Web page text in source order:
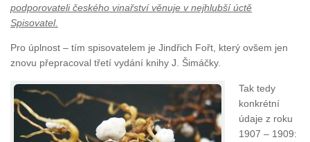
podporovateli českého vinařství věnuje v nejhlubší úctě
Spisovatel.
Pro úplnost – tím spisovatelem je Jindřich Fořt, který ovšem jen
znovu přepracoval třetí vydání knihy J. Šimáčky.
Tak tedy
konkrétní
údaje z roku
1907 – 1909: